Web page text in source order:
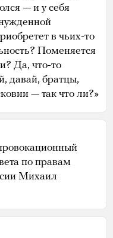
— и у себя
в чьих-то
Поменяется
Да, что-то
давай, братцы,
— так что ли?»
по правам
Михаил